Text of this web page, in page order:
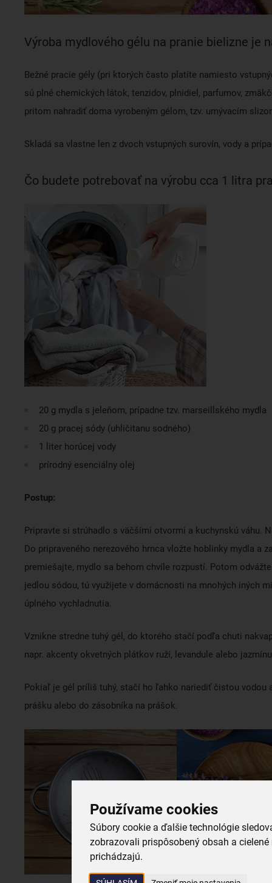
Používame cookies
Súbory cookie a ďalšie technológie
zobrazovali prispôsobený obsah a
prichádzajú.
Výroba mydlového gélu na pranie bielizne je
Bežné pracie gély (pri ktorých často platíte namiesto
sú plné chemických látok, tenzidov, plnidiel, parfumov,
pritom nahradiť doma vyrobeným gélom, tzv. umývacím
Skladá sa vlastne len z dvoch vstupných surovín, vody a
Čo budete potrebovať na výrobu cca 1 litra
20 g mydla s jeleňom, prípadne tzv. marseillského mydla
20 g pracej sódy (uhličitanu sodného)
1 liter horúcej vody
prírodný esenciálny olej
Postup:
Pripravte si strúhadlo s väčšími otvormi a kuchynskú váhu.
Do pripraveného nerezového hrnca vložte hoblinky mydla a
premiešajte, mydlo sa behom chvíle rozpustí. Potom
jedlou sódou, tú využijete v domácnosti na mnohých iných
úplného vychladnutia.
Vznikne stredne tuhý gél, do ktorého stačí podľa chuti
napr. akcenty okvetných plátkov ruží, levandule alebo
Pokiaľ je gél príliš tuhý, stačí ho ľahko nariediť čistou vodou
prášku alebo do zásobníka na prášok.